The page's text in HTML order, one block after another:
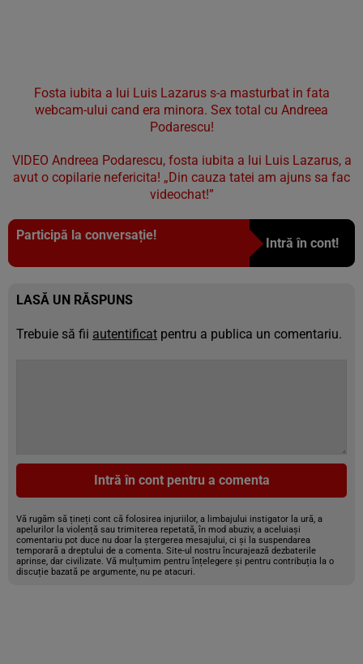
Fosta iubita a lui Luis Lazarus s-a masturbat in fata
webcam-ului cand era minora. Sex total cu Andreea
Podarescu!
VIDEO Andreea Podarescu, fosta iubita a lui Luis Lazarus, a
avut o copilarie nefericita! „Din cauza tatei am ajuns sa fac
videochat!”
Participă la conversație!
Intră în cont!
LASĂ UN RĂSPUNS
Trebuie să fii autentificat pentru a publica un comentariu.
Intră în cont pentru a comenta
Vă rugăm să țineți cont că folosirea injuriilor, a limbajului instigator la ură, a
apelurilor la violență sau trimiterea repetată, în mod abuziv, a aceluiași
comentariu pot duce nu doar la ștergerea mesajului, ci și la suspendarea
temporară a dreptului de a comenta. Site-ul nostru încurajează dezbaterile
aprinse, dar civilizate. Vă mulțumim pentru înțelegere și pentru contribuția la o
discuție bazată pe argumente, nu pe atacuri.